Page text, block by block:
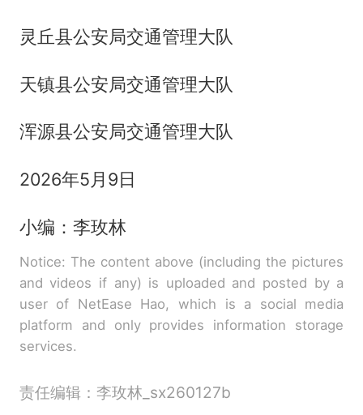
灵丘县公安局交通管理大队
天镇县公安局交通管理大队
浑源县公安局交通管理大队
2026年5月9日
小编：李玫林
Notice: The content above (including the pictures
and videos if any) is uploaded and posted by a
user of NetEase Hao, which is a social media
platform and only provides information storage
services.
责任编辑：李玫林_sx260127b